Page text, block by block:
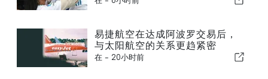
易捷航空在达成阿波罗交易后，
与太阳航空的关系更趋紧密
在 - 20小时前